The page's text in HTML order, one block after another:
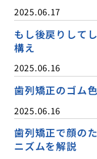
2025.06.17
もし後戻りして
構え
2025.06.16
歯列矯正のゴム
2025.06.16
歯列矯正で顔の
ニズムを解説